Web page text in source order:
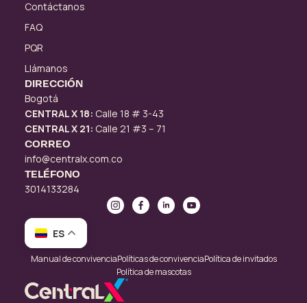
Contáctanos
FAQ
PQR
Llámanos
DIRECCIÓN
Bogotá
CENTRAL X 18: Calle 18 # 3-43
CENTRAL X 21: Calle 21 #3 – 71
CORREO
info@centralx.com.co
TELÉFONO
3014133284
ES
Manual de convivenciaPolíticas de convivenciaPolítica de invitados
Política de mascotas